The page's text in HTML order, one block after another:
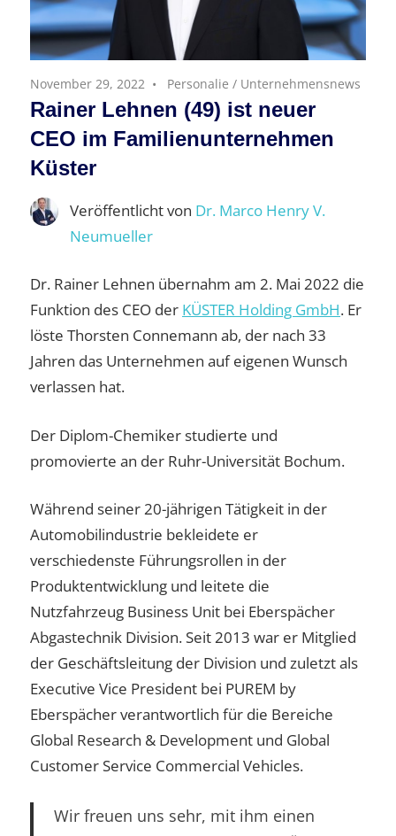
November 29, 2022 Personalie / Unternehmensnews
Rainer Lehnen (49) ist neuer
CEO im Familienunternehmen
Küster
Veröffentlicht von Dr. Marco Henry V.
Neumueller
Dr. Rainer Lehnen übernahm am 2. Mai 2022 die
Funktion des CEO der KÜSTER Holding GmbH. Er
löste Thorsten Connemann ab, der nach 33
Jahren das Unternehmen auf eigenen Wunsch
verlassen hat.
Der Diplom-Chemiker studierte und
promovierte an der Ruhr-Universität Bochum.
Während seiner 20-jährigen Tätigkeit in der
Automobilindustrie bekleidete er
verschiedenste Führungsrollen in der
Produktentwicklung und leitete die
Nutzfahrzeug Business Unit bei Eberspächer
Abgastechnik Division. Seit 2013 war er Mitglied
der Geschäftsleitung der Division und zuletzt als
Executive Vice President bei PUREM by
Eberspächer verantwortlich für die Bereiche
Global Research & Development und Global
Customer Service Commercial Vehicles.
Wir freuen uns sehr, mit ihm einen